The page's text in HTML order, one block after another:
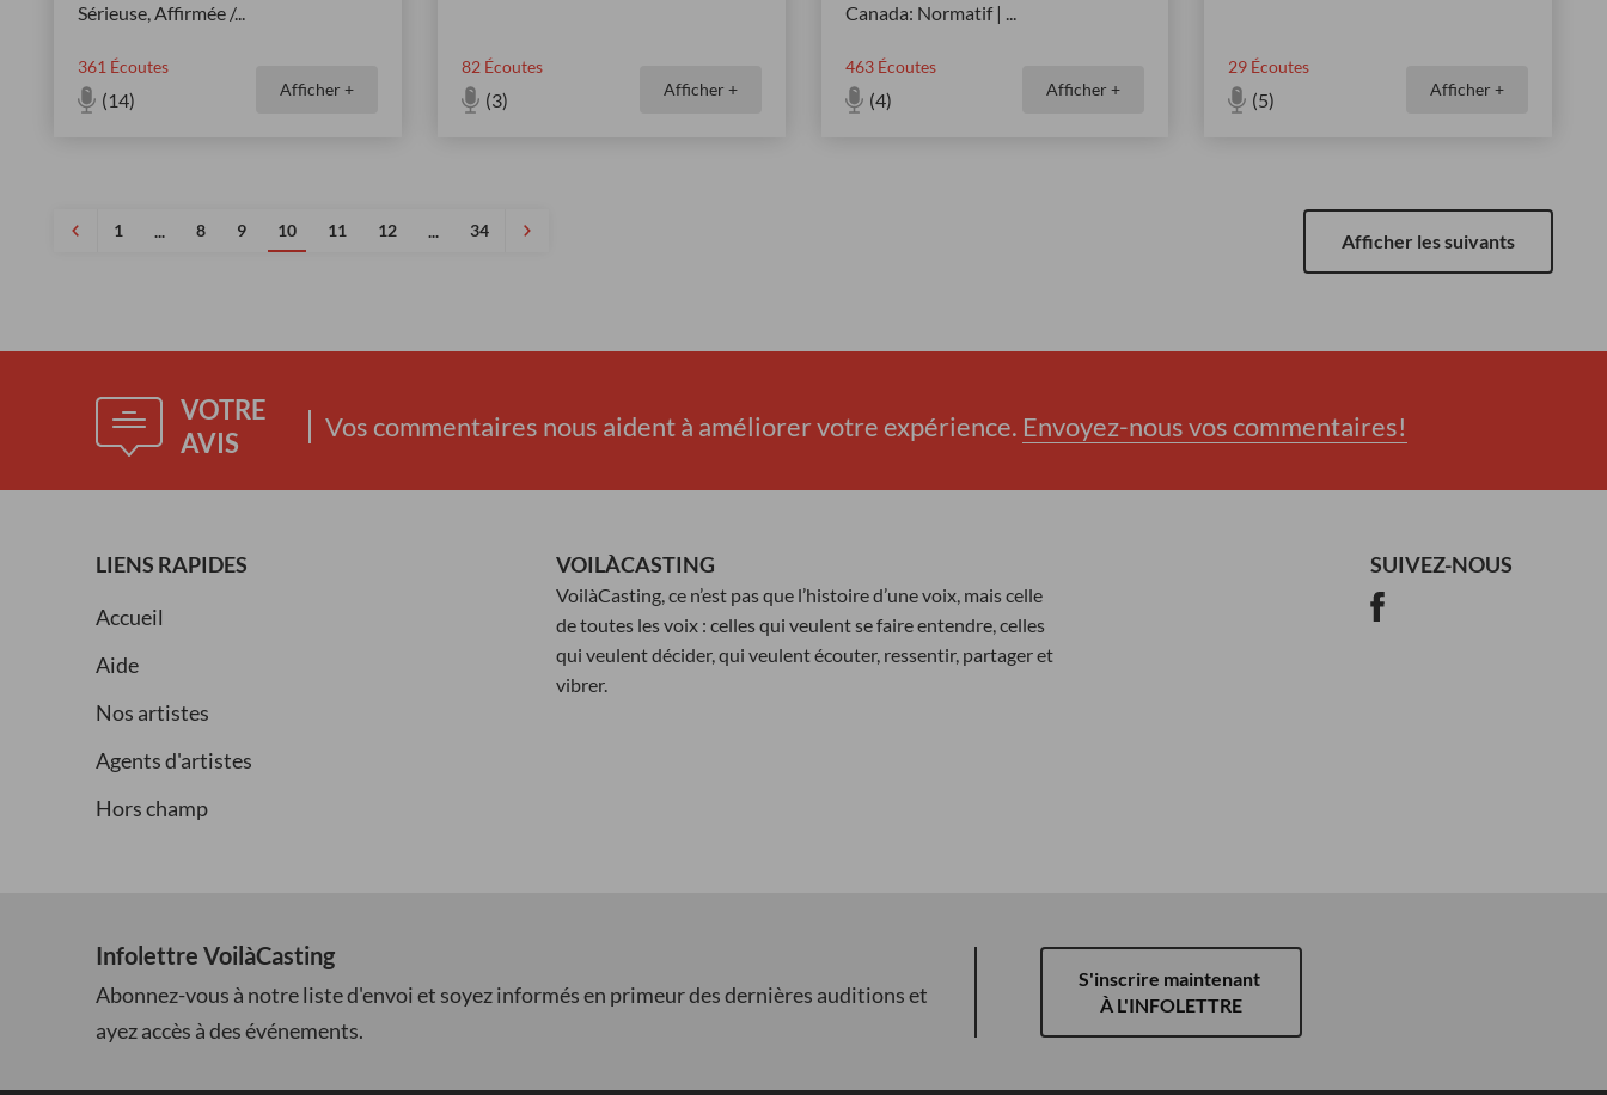
Sérieuse, Affirmée /...
361 Écoutes
(14) Afficher +
82 Écoutes
(3) Afficher +
Canada: Normatif | ...
463Écoutes
(4) Afficher +
29 Écoutes
(5) Afficher +
1 ... 8 9 10 11 12 ... 34 Afficher les suivants
VOTRE
AVIS
Vos commentaires nous aident à améliorer votre expérience. Envoyez-nous vos commentaires!
LIENS RAPIDES
Accueil
Aide
Nos artistes
Agents d'artistes
Hors champ
VOILÀCASTING
VoilàCasting, ce n’est pas que l’histoire d’une voix, mais celle
de toutes les voix : celles qui veulent se faire entendre, celles
qui veulent décider, qui veulent écouter, ressentir, partager et
vibrer.
SUIVEZ-NOUS
Infolettre VoilàCasting
Abonnez-vous à notre liste d'envoi et soyez informés en primeur des dernières auditions et
ayez accès à des événements.
S'inscrire maintenant
À L'INFOLETTRE